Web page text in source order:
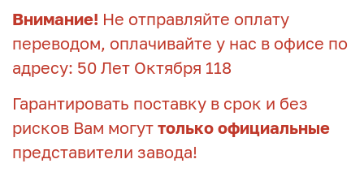
Внимание! Не отправляйте оплату
переводом, оплачивайте у нас в офисе по
адресу: 50 Лет Октября 118
Гарантировать поставку в срок и без
рисков Вам могут только официальные
представители завода!